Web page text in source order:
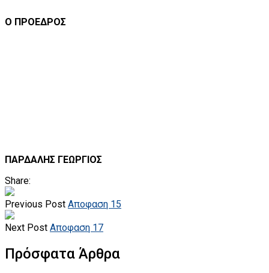
Ο ΠΡΟΕΔΡΟΣ
ΠΑΡΔΑΛΗΣ ΓΕΩΡΓΙΟΣ
Share:
Previous Post Αποφαση 15
Next Post Αποφαση 17
Πρόσφατα Άρθρα